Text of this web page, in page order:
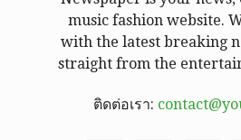
music fashion website.
with the latest breaking
straight from the
ติดต่อเรา: